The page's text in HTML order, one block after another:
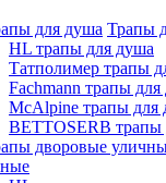
Трапы
HL трапы для душа
Татполимер трапы
Fachmann трапы
McAlpine трапы для
BETTOSERB трапы